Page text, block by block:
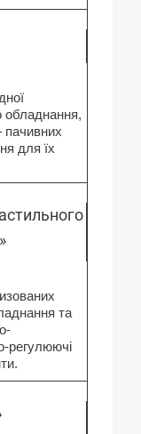
обладнання,
пачивних
для їх
та
регулюючі